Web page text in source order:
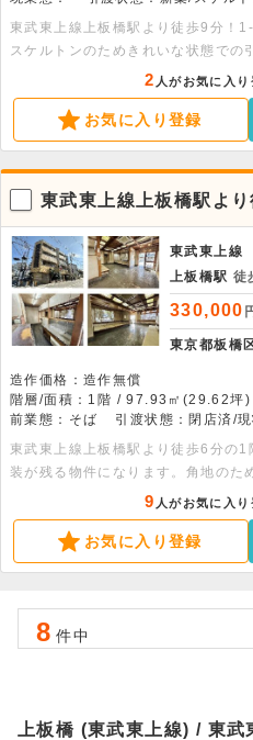
東武東上線上板橋駅より徒歩9分！
スケルトンのためきれいな状態での
ます。まずはお問い合わせください
2 人がお気に入
お気に入り登録
東武東上線上板橋駅よ
件です。
東武東上線
上板橋駅 徒
330,000
東京都板橋
造作価格：造作無償
階層/面積：1階 / 97.93㎡(29.62坪)
前業態：そば
引渡状態：閉店済/現
東武東上線上板橋駅より徒歩6分の
装が残る物件になります。角地のた
にお問い合わせください。
9 人がお気に入
お気に入り登録
8 件中
上板橋 (東武東上線) / 東